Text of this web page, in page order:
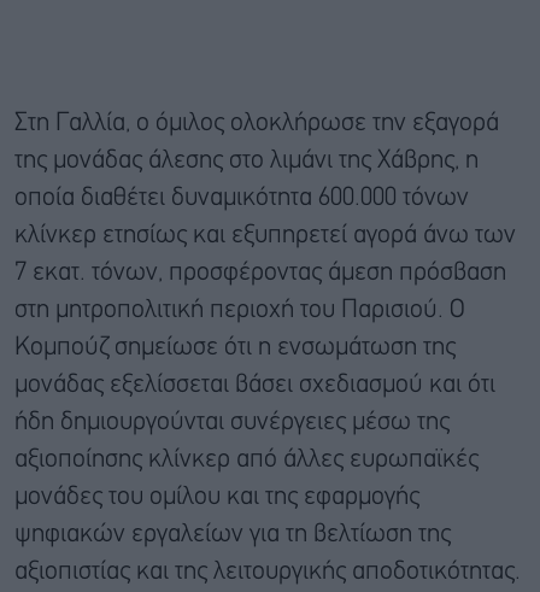
Στη Γαλλία, ο όμιλος ολοκλήρωσε την εξαγορά
της μονάδας άλεσης στο λιμάνι της Χάβρης, η
οποία διαθέτει δυναμικότητα 600.000 τόνων
κλίνκερ ετησίως και εξυπηρετεί αγορά άνω των
7 εκατ. τόνων, προσφέροντας άμεση πρόσβαση
στη μητροπολιτική περιοχή του Παρισιού. Ο
Κομπούζ σημείωσε ότι η ενσωμάτωση της
μονάδας εξελίσσεται βάσει σχεδιασμού και ότι
ήδη δημιουργούνται συνέργειες μέσω της
αξιοποίησης κλίνκερ από άλλες ευρωπαϊκές
μονάδες του ομίλου και της εφαρμογής
ψηφιακών εργαλείων για τη βελτίωση της
αξιοπιστίας και της λειτουργικής αποδοτικότητας.